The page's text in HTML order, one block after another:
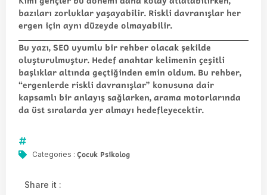
bazıları zorluklar yaşayabilir. Riskli davranışlar her
ergen için aynı düzeyde olmayabilir.
Bu yazı, SEO uyumlu bir rehber olacak şekilde
oluşturulmuştur. Hedef anahtar kelimenin çeşitli
başlıklar altında geçtiğinden emin oldum. Bu rehber,
“ergenlerde riskli davranışlar” konusuna dair
kapsamlı bir anlayış sağlarken, arama motorlarında
da üst sıralarda yer almayı hedefleyecektir.
Categories : Çocuk Psikolog
Share it :